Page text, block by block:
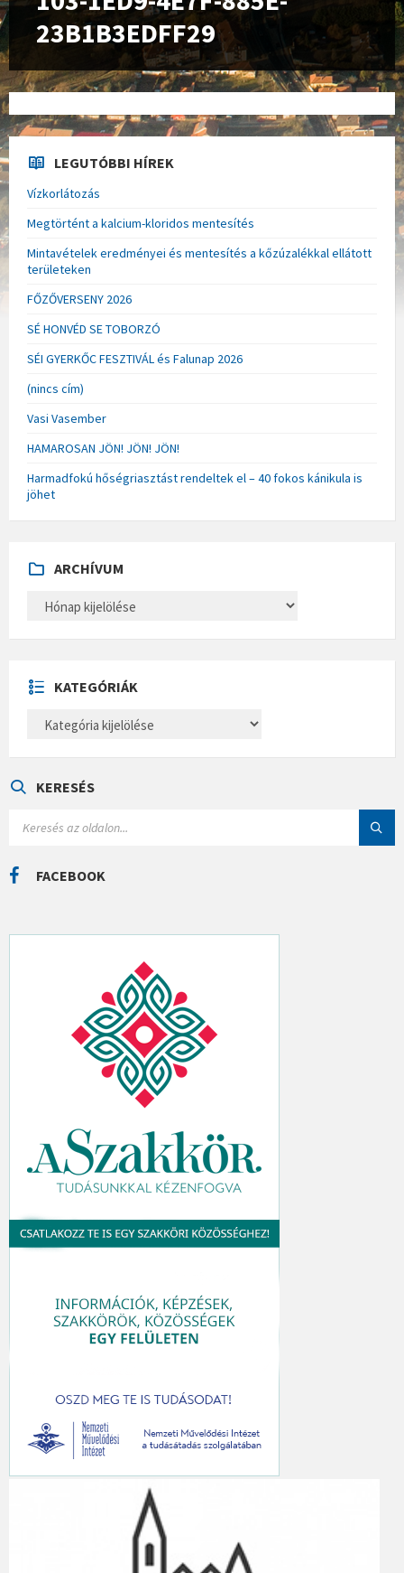
23B1B3EDFF29
LEGUTÓBBI HÍREK
Vízkorlátozás
Megtörtént a kalcium-kloridos mentesítés
Mintavételek eredményei és mentesítés a kőzúzalékkal ellátott
területeken
FŐZŐVERSENY 2026
SÉ HONVÉD SE TOBORZÓ
SÉI GYERKŐC FESZTIVÁL és Falunap 2026
(nincs cím)
Vasi Vasember
HAMAROSAN JÖN! JÖN! JÖN!
Harmadfokú hőségriasztást rendeltek el – 40 fokos kánikula is
jöhet
ARCHÍVUM
H
U
M
KATEGÓRIÁK
E
Á
KERESÉS
C
H
FACEBOOK